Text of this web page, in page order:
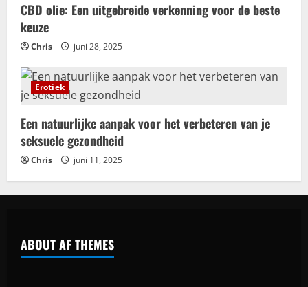
CBD olie: Een uitgebreide verkenning voor de beste
keuze
Chris juni 28, 2025
Erotiek
Een natuurlijke aanpak voor het verbeteren van je
seksuele gezondheid
Chris juni 11, 2025
ABOUT AF THEMES